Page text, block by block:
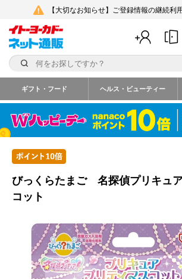
【大切なお知らせ】ご登録情報の継続利
ギフト・フード ヘルス・ビューティー
びっくらたまご 名探偵プリキュ
コット